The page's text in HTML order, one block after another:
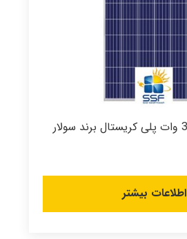
پنل خورشیدی 330 وات پلی کریستال برند سولار
اطلاعات بیشتر